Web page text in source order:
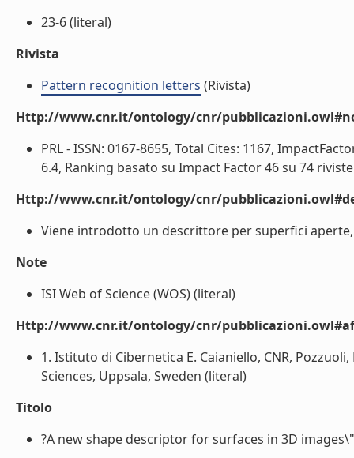
23-6 (literal)
Rivista
Pattern recognition letters (Rivista)
Http://www.cnr.it/ontology/cnr/
PRL - ISSN: 0167-8655, Total Cites: 1167,
6.4, Ranking basato su Impact Factor 46 su 74
Http://www.cnr.it/ontology/cnr/
Viene introdotto un descrittore per superfici
Note
ISI Web of Science (WOS) (literal)
Http://www.cnr.it/ontology/cnr/
1. Istituto di Cibernetica E. Caianiello, CNR,
Sciences, Uppsala, Sweden (literal)
Titolo
?A new shape descriptor for surfaces in 3D